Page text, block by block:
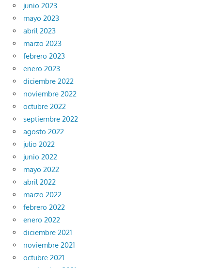
junio 2023
mayo 2023
abril 2023
marzo 2023
febrero 2023
enero 2023
diciembre 2022
noviembre 2022
octubre 2022
septiembre 2022
agosto 2022
julio 2022
junio 2022
mayo 2022
abril 2022
marzo 2022
febrero 2022
enero 2022
diciembre 2021
noviembre 2021
octubre 2021